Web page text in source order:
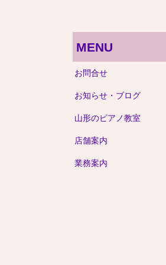
MENU
お問合せ
お知らせ・ブログ
山形のピアノ教室
店舗案内
業務案内